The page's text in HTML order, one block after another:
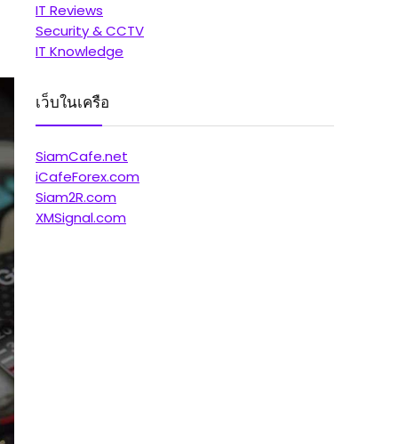
IT Reviews
Security & CCTV
IT Knowledge
เว็บในเครือ
SiamCafe.net
iCafeForex.com
Siam2R.com
XMSignal.com